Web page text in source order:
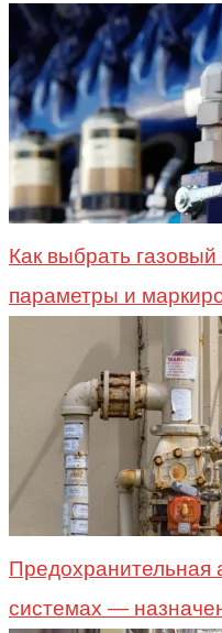
Как выбрать
параметры и
Предохранительная
системах —